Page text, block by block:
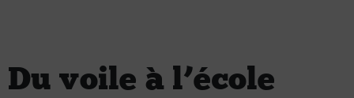
Du voile à l’école